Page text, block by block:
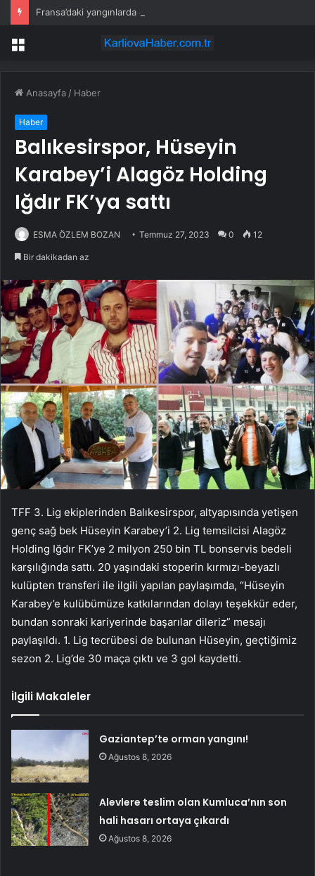
Fransa’daki yangınlarda 4 itfaiye eri hayatını kaybetti
Menü
Anasayfa / Haber
Haber
Balıkesirspor, Hüseyin
Karabey’i Alagöz Holding
Iğdır FK’ya sattı
ESMA ÖZLEM BOZAN Temmuz 27, 2023 0 12
Bir dakikadan az
TFF 3. Lig ekiplerinden Balıkesirspor, altyapısında yetişen
genç sağ bek Hüseyin Karabey’i 2. Lig temsilcisi Alagöz
Holding Iğdır FK’ye 2 milyon 250 bin TL bonservis bedeli
karşılığında sattı. 20 yaşındaki stoperin kırmızı-beyazlı
kulüpten transferi ile ilgili yapılan paylaşımda, “Hüseyin
Karabey’e kulübümüze katkılarından dolayı teşekkür eder,
bundan sonraki kariyerinde başarılar dileriz” mesajı
paylaşıldı. 1. Lig tecrübesi de bulunan Hüseyin, geçtiğimiz
sezon 2. Lig’de 30 maça çıktı ve 3 gol kaydetti.
İlgili Makaleler
Gaziantep’te orman yangını!
Ağustos 8, 2026
Alevlere teslim olan Kumluca’nın son
hali hasarı ortaya çıkardı
Ağustos 8, 2026